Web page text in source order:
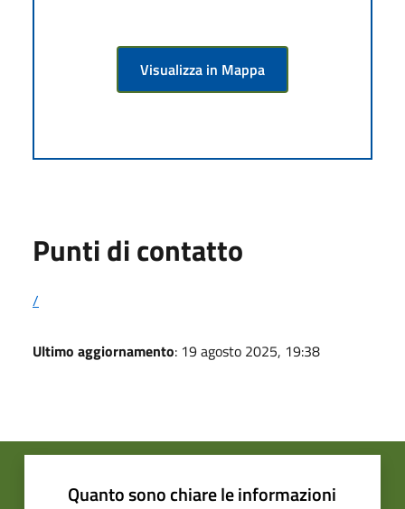
Visualizza in Mappa
Punti di contatto
/
Ultimo aggiornamento: 19 agosto 2025, 19:38
Quanto sono chiare le informazioni